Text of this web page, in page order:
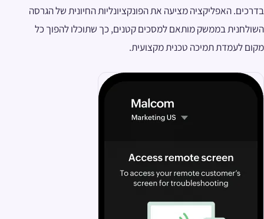
בדרכים. האפליקציה מציעה את הפונקציונליות החיונית של הגרסה
השולחנית בממשק מותאם למסכים קטנים, כך שתוכלו להפוך כל
מקום לעמדת תמיכה טכנית מקצועית.